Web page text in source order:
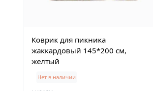
Коврик для пикника
жаккардовый 145*200 см,
желтый
Нет в наличии